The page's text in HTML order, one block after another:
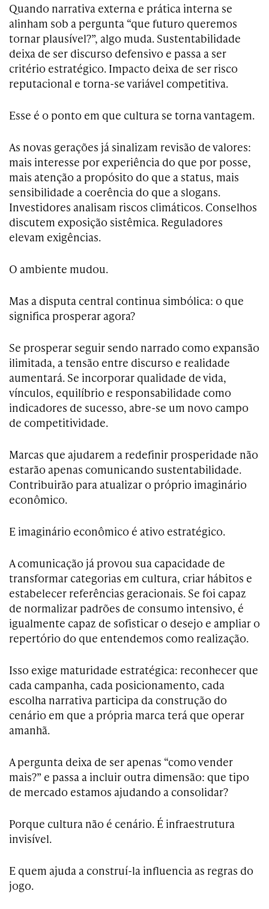
Quando narrativa externa e prática interna se
alinham sob a pergunta “que futuro queremos
tornar plausível?”, algo muda. Sustentabilidade
deixa de ser discurso defensivo e passa a ser
critério estratégico. Impacto deixa de ser risco
reputacional e torna-se variável competitiva.
Esse é o ponto em que cultura se torna vantagem.
As novas gerações já sinalizam revisão de valores:
mais interesse por experiência do que por posse,
mais atenção a propósito do que a status, mais
sensibilidade a coerência do que a slogans.
Investidores analisam riscos climáticos. Conselhos
discutem exposição sistêmica. Reguladores
elevam exigências.
O ambiente mudou.
Mas a disputa central continua simbólica: o que
significa prosperar agora?
Se prosperar seguir sendo narrado como expansão
ilimitada, a tensão entre discurso e realidade
aumentará. Se incorporar qualidade de vida,
vínculos, equilíbrio e responsabilidade como
indicadores de sucesso, abre-se um novo campo
de competitividade.
Marcas que ajudarem a redefinir prosperidade não
estarão apenas comunicando sustentabilidade.
Contribuirão para atualizar o próprio imaginário
econômico.
E imaginário econômico é ativo estratégico.
A comunicação já provou sua capacidade de
transformar categorias em cultura, criar hábitos e
estabelecer referências geracionais. Se foi capaz
de normalizar padrões de consumo intensivo, é
igualmente capaz de sofisticar o desejo e ampliar o
repertório do que entendemos como realização.
Isso exige maturidade estratégica: reconhecer que
cada campanha, cada posicionamento, cada
escolha narrativa participa da construção do
cenário em que a própria marca terá que operar
amanhã.
A pergunta deixa de ser apenas “como vender
mais?” e passa a incluir outra dimensão: que tipo
de mercado estamos ajudando a consolidar?
Porque cultura não é cenário. É infraestrutura
invisível.
E quem ajuda a construí-la influencia as regras do
jogo.